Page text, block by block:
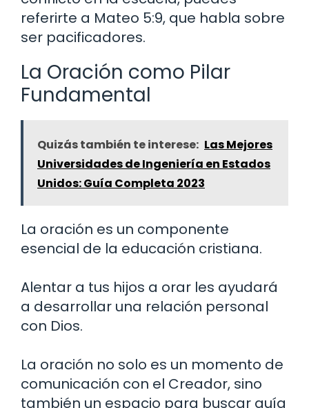
referirte a Mateo 5:9, que habla sobre
ser pacificadores.
La Oración como Pilar
Fundamental
Quizás también te interese: Las Mejores
Universidades de Ingeniería en Estados
Unidos: Guía Completa 2023
La oración es un componente
esencial de la educación cristiana.
Alentar a tus hijos a orar les ayudará
a desarrollar una relación personal
con Dios.
La oración no solo es un momento de
comunicación con el Creador, sino
también un espacio para buscar guía